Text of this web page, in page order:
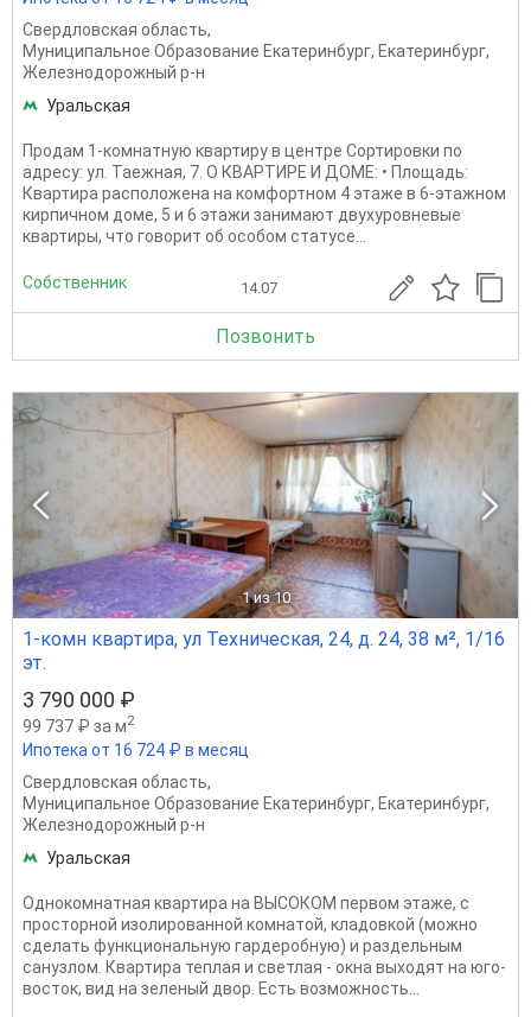
Свердловская область,
Муниципальное Образование Екатеринбург, Екатеринбург,
Железнодорожный р-н
Уральская
Продам 1-комнатную квартиру в центре Сортировки по
адресу: ул. Таежная, 7. О КВАРТИРЕ И ДОМЕ: • Площадь:
Квартира расположена на комфортном 4 этаже в 6-этажном
кирпичном доме, 5 и 6 этажи занимают двухуровневые
квартиры, что говорит об особом статусе...
Собственник 14.07
Позвонить
1 из 10
1-комн квартира, ул Техническая, 24, д. 24, 38 м², 1/16
эт.
3 790 000 ₽
99 737 ₽ за м2
Ипотека от 16 724 ₽ в месяц
Свердловская область,
Муниципальное Образование Екатеринбург, Екатеринбург,
Железнодорожный р-н
Уральская
Однокомнатная квартира на ВЫСОКОМ первом этаже, с
просторной изолированной комнатой, кладовкой (можно
сделать функциональную гардеробную) и раздельным
санузлом. Квартира теплая и светлая - окна выходят на юго-
восток, вид на зеленый двор. Есть возможность...